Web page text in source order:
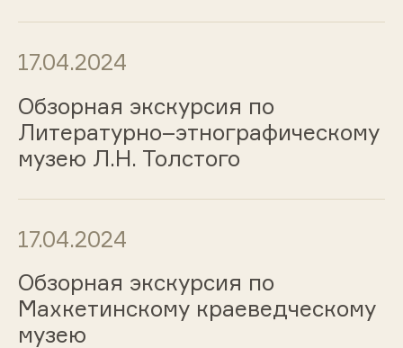
17.04.2024
Обзорная экскурсия по
Литературно–этнографическому
музею Л.Н. Толстого
17.04.2024
Обзорная экскурсия по
Махкетинскому краеведческому
музею